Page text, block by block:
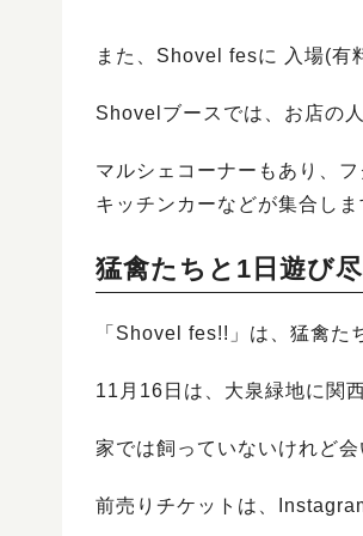
また、Shovel fesに 入場(有
Shovelブースでは、お店の
マルシェコーナーもあり、
キッチンカーなどが集合しま
猛禽たちと1日遊び
「Shovel fes!!」は、猛禽た
11月16日は、大泉緑地に関
家では飼っていないけれど
前売りチケットは、